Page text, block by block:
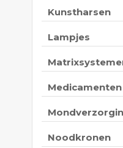
Kunstharsen
Lampjes
Medicamenten
Noodkronen